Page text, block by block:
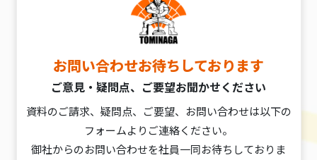
お問い合わせお待ちしております
ご意見・疑問点、ご要望お聞かせください
資料のご請求、疑問点、ご要望、お問い合わせは以下の
フォームよりご連絡ください。
御社からのお問い合わせを社員一同お待ちしておりま